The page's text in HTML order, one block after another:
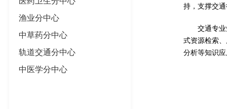
渔业分中心
中草药分中心
轨道交通分中心
中医学分中心
持，支撑交
交通专
式资源检索
分析等知识